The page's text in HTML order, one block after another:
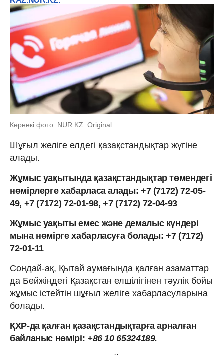
Көрнекі фото: NUR.KZ: Original
Шұғыл желіге елдегі қазақстандықтар жүгіне
алады.
Жұмыс уақытында қазақстандықтар төмендегі
нөмірлерге хабарласа алады: +7 (7172) 72-05-
49, +7 (7172) 72-01-98, +7 (7172) 72-04-93
Жұмыс уақыты емес және демалыс күндері
мына нөмірге хабарласуға болады: +7 (7172)
72-01-11
Сондай-ақ, Қытай аумағында қалған азаматтар
да Бейжіңдегі Қазақстан елшілігінен тәулік бойы
жұмыс істейтін шұғыл желіге хабарласуларына
болады.
ҚХР-да қалған қазақстандықтарға арналған
байланыс нөмірі: +86 10 65324189.